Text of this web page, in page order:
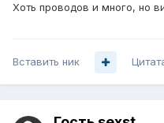
Хоть проводов и много, но
Вставить ник